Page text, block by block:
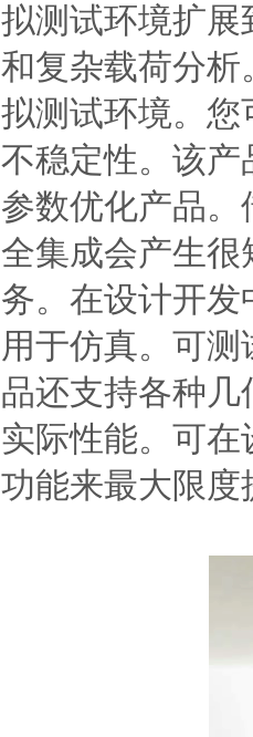
拟测试环境扩
和复杂载荷分
拟测试环境。
不稳定性。该
参数优化产品
全集成会产生
务。在设计开
用于仿真。可
品还支持各种
实际性能。可
功能来最大限